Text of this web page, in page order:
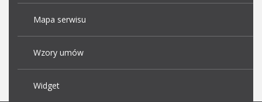
Mapa serwisu
Wzory umów
Widget